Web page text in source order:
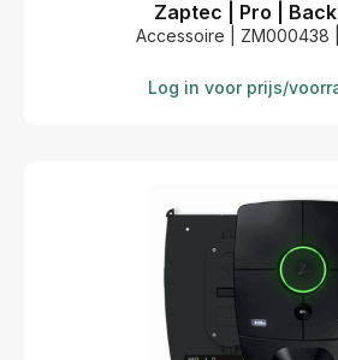
Zaptec | Pro |
Accessoire | ZM000438
Log in voor prijs/